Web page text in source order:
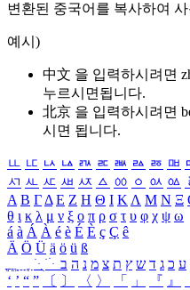
변환된 중국어를 복사하여
예시)
中文 을 입력하시려면
누르시면됩니다.
北京 을 입력하시려면
시면 됩니다.
ㅥ ㅦ ㅧ ㅨ ㅩ ㅪ ㅫ ㅬ ㅭ ㅮ
ㅺ ㅻ ㅼ ㅽ ㅾ ㅿ ㆀ ㆁ ㆂ ㆃ
Α Β ΓΔ Ε Ζ Η Θ Ι ΚΛ Μ Ν Ξ
θ ι κ λ μ ν ξ ο π ρ σ τ υ φ χ ψ ω
á à Á À é è É È ç Ç ê
Ä Ö Ü ä ö ü ß
ִֶֹ ֻּ ׁׂ ע כ ג ד ש ץ ת צ מ נ ה ב
‘ ’ “ ” 〔 〕 〈 〉 「 」 『 』